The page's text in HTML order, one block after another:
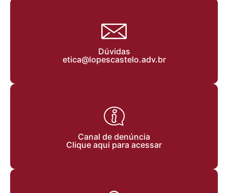
Dúvidas
etica@lopescastelo.adv.br
Canal de denúncia
Clique aqui para acessar